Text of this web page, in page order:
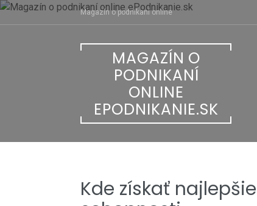
Skip
Magazín o podnikaní online
MAGAZÍN O
PODNIKANÍ
ONLINE
EPODNIKANIE.SK
Kde získať